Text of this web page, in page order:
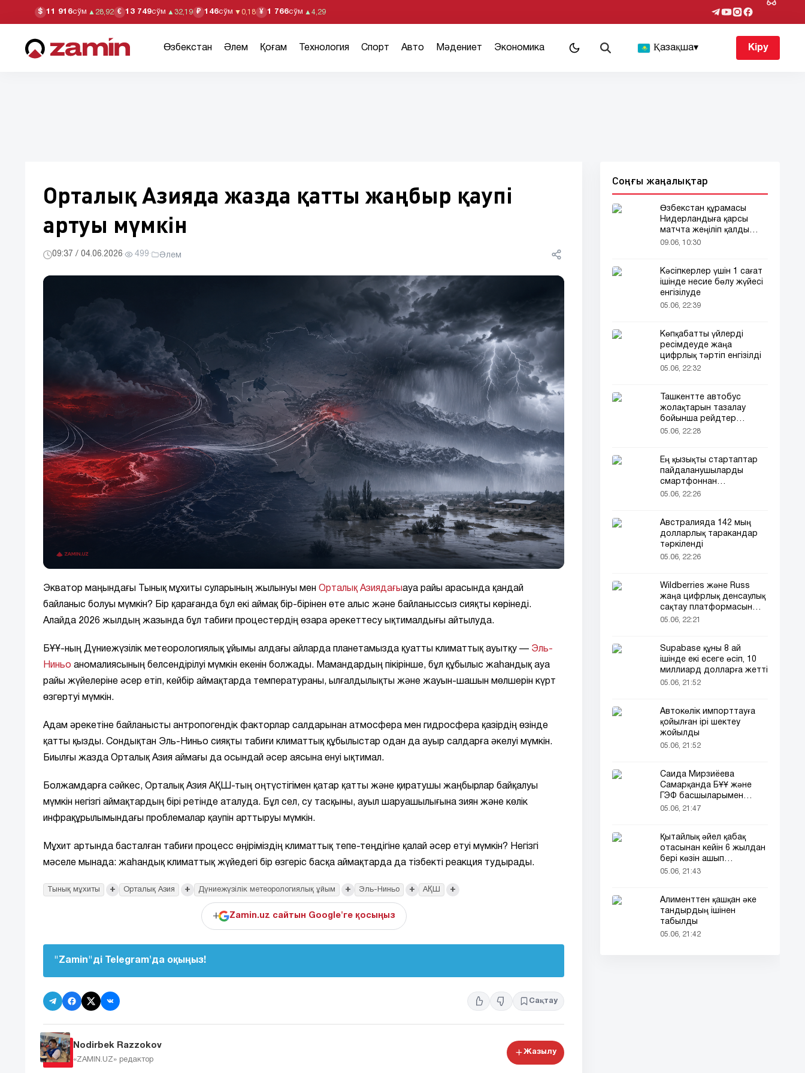
$ 11 916сўм ▲ 28,92 € 13 749сўм ▲ 32,19 ₽ 146сўм ▼ 0,18 ¥ 1 766сўм ▲ 4,29
Өзбекстан Әлем Қоғам Технология Спорт Авто Мәдениет Экономика Қазақша▾ Кіру
Орталық Азияда жазда қатты жаңбыр қаупі
артуы мүмкін
09:37 / 04.06.2026· 499· Әлем
Экватор маңындағы Тынық мұхиты суларының жылынуы мен Орталық Азиядағыауа райы арасында қандай
байланыс болуы мүмкін? Бір қарағанда бұл екі аймақ бір-бірінен өте алыс және байланыссыз сияқты көрінеді.
Алайда 2026 жылдың жазында бұл табиғи процестердің өзара әрекеттесу ықтималдығы айтылуда.
БҰҰ-ның Дүниежүзілік метеорологиялық ұйымы алдағы айларда планетамызда қуатты климаттық ауытқу — Эль-
Ниньо аномалиясының белсендірілуі мүмкін екенін болжады. Мамандардың пікірінше, бұл құбылыс жаһандық ауа
райы жүйелеріне әсер етіп, кейбір аймақтарда температураны, ылғалдылықты және жауын-шашын мөлшерін күрт
өзгертуі мүмкін.
Адам әрекетіне байланысты антропогендік факторлар салдарынан атмосфера мен гидросфера қазірдің өзінде
қатты қызды. Сондықтан Эль-Ниньо сияқты табиғи климаттық құбылыстар одан да ауыр салдарға әкелуі мүмкін.
Биылғы жазда Орталық Азия аймағы да осындай әсер аясына енуі ықтимал.
Болжамдарға сәйкес, Орталық Азия АҚШ-тың оңтүстігімен қатар қатты және қиратушы жаңбырлар байқалуы
мүмкін негізгі аймақтардың бірі ретінде аталуда. Бұл сел, су тасқыны, ауыл шаруашылығына зиян және көлік
инфрақұрылымындағы проблемалар қаупін арттыруы мүмкін.
Мұхит артында басталған табиғи процесс өңіріміздің климаттық тепе-теңдігіне қалай әсер етуі мүмкін? Негізгі
мәселе мынада: жаһандық климаттық жүйедегі бір өзгеріс басқа аймақтарда да тізбекті реакция тудырады.
Тынық мұхиты + Орталық Азия + Дүниежүзілік метеорологиялық ұйым + Эль-Ниньо + АҚШ +
+ Zamin.uz сайтын Google'ге қосыңыз
"Zamin"ді Telegram'да оқыңыз!
Сақтау
Nodirbek Razzokov
«ZAMIN.UZ» редактор
Жазылу
Соңғы жаңалықтар
Өзбекстан құрамасы
Нидерландыға қарсы
матчта жеңіліп қалды
(видео)
09.06, 10:30
Кәсіпкерлер үшін 1 сағат
ішінде несие бөлу жүйесі
енгізілуде
05.06, 22:39
Көпқабатты үйлерді
ресімдеуде жаңа
цифрлық тәртіп енгізілді
05.06, 22:32
Ташкентте автобус
жолақтарын тазалау
бойынша рейдтер
басталды
05.06, 22:28
Ең қызықты стартаптар
пайдаланушыларды
смартфоннан
алшақтатқысы келеді
05.06, 22:26
Австралияда 142 мың
долларлық таракандар
тәркіленді
05.06, 22:26
Wildberries және Russ
жаңа цифрлық денсаулық
сақтау платформасын
іске қосады
05.06, 22:21
Supabase құны 8 ай
ішінде екі есеге өсіп, 10
миллиард долларға жетті
05.06, 21:52
Автокөлік импорттауға
қойылған ірі шектеу
жойылды
05.06, 21:52
Саида Мирзиёева
Самарқанда БҰҰ және
ГЭФ басшыларымен
кездесті (фото)
05.06, 21:47
Қытайлық әйел қабақ
отасынан кейін 6 жылдан
бері көзін ашып
ұйықтайды
05.06, 21:43
Алименттен қашқан әке
тандырдың ішінен
табылды
05.06, 21:42